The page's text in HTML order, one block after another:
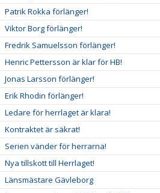
Patrik Rokka förlänger!
Viktor Borg förlänger!
Fredrik Samuelsson förlänger!
Henric Pettersson är klar för HB!
Jonas Larsson förlänger!
Erik Rhodin förlänger!
Ledare för herrlaget är klara!
Kontraktet är säkrat!
Serien vänder för herrarna!
Nya tillskott till Herrlaget!
Länsmästare Gävleborg